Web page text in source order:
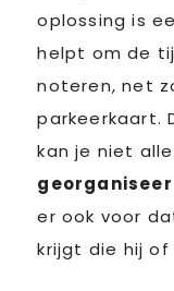
oplossing is
helpt om de
noteren, net
parkeerkaart.
kan je niet
er ook voor
krijgt die hij